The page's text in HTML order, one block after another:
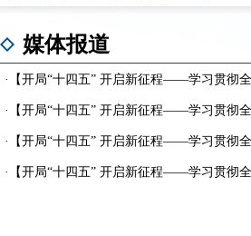
媒体报道
· 【开局“十四五” 开启新征程——学习贯彻
· 【开局“十四五” 开启新征程——学习贯彻
· 【开局“十四五” 开启新征程——学习贯彻
· 【开局“十四五” 开启新征程——学习贯彻